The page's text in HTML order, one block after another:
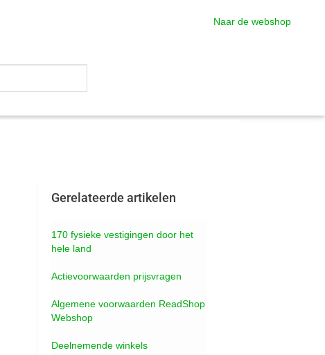
Naar de webshop
Gerelateerde artikelen
170 fysieke vestigingen door het
hele land
Actievoorwaarden prijsvragen
Algemene voorwaarden ReadShop
Webshop
Deelnemende winkels